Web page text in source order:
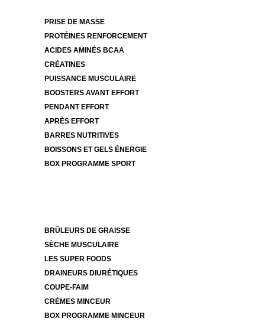
PRISE DE MASSE
PROTÉINES RENFORCEMENT
ACIDES AMINÉS BCAA
CRÉATINES
PUISSANCE MUSCULAIRE
BOOSTERS AVANT EFFORT
PENDANT EFFORT
APRÈS EFFORT
BARRES NUTRITIVES
BOISSONS ET GELS ÉNERGIE
BOX PROGRAMME SPORT
BRÛLEURS DE GRAISSE
SÈCHE MUSCULAIRE
LES SUPER FOODS
DRAINEURS DIURÉTIQUES
COUPE-FAIM
CRÈMES MINCEUR
BOX PROGRAMME MINCEUR